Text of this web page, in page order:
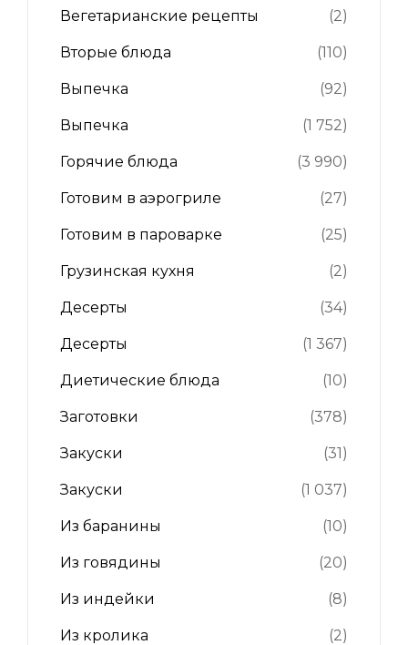
Вегетарианские рецепты (2)
Вторые блюда (110)
Выпечка (92)
Выпечка (1 752)
Горячие блюда (3 990)
Готовим в аэрогриле (27)
Готовим в пароварке (25)
Грузинская кухня (2)
Десерты (34)
Десерты (1 367)
Диетические блюда (10)
Заготовки (378)
Закуски (31)
Закуски (1 037)
Из баранины (10)
Из говядины (20)
Из индейки (8)
Из кролика (2)